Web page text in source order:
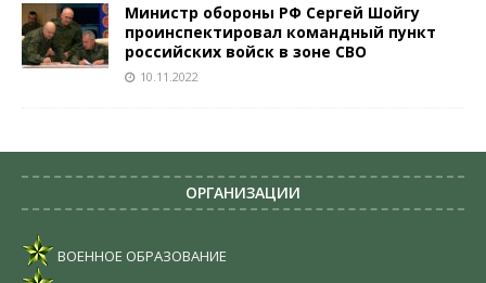
Министр обороны РФ Сергей Шойгу
проинспектировал командный пункт
российских войск в зоне СВО
10.11.2022
ОРГАНИЗАЦИИ
ВОЕННОЕ ОБРАЗОВАНИЕ